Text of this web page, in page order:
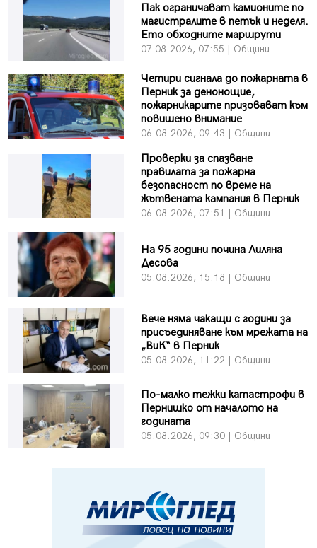
Пак ограничават камионите по
магистралите в петък и неделя.
Ето обходните маршрути
07.08.2026, 07:55 | Общини
Четири сигнала до пожарната в
Перник за денонощие,
пожарникарите призовават към
повишено внимание
06.08.2026, 09:43 | Общини
Проверки за спазване
правилата за пожарна
безопасност по време на
жътвената кампания в Перник
06.08.2026, 07:51 | Общини
На 95 години почина Лиляна
Десова
05.08.2026, 15:18 | Общини
Вече няма чакащи с години за
присъединяване към мрежата на
„ВиК“ в Перник
05.08.2026, 11:22 | Общини
По-малко тежки катастрофи в
Пернишко от началото на
годината
05.08.2026, 09:30 | Общини